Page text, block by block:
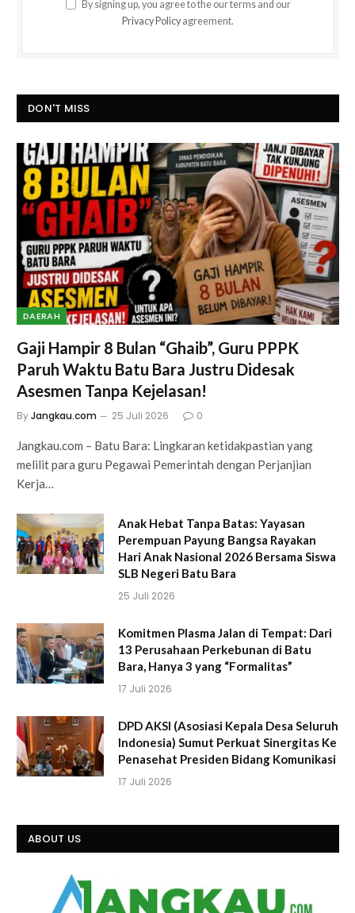
By signing up, you agree to the our terms and our
Privacy Policy agreement.
DON'T MISS
DAERAH
Gaji Hampir 8 Bulan “Ghaib”, Guru PPPK
Paruh Waktu Batu Bara Justru Didesak
Asesmen Tanpa Kejelasan!
ByJangkau.com 25 Juli 2026 0
Jangkau.com – Batu Bara: Lingkaran ketidakpastian yang
melilit para guru Pegawai Pemerintah dengan Perjanjian
Kerja…
Anak Hebat Tanpa Batas: Yayasan
Perempuan Payung Bangsa Rayakan
Hari Anak Nasional 2026 Bersama Siswa
SLB Negeri Batu Bara
25 Juli 2026
Komitmen Plasma Jalan di Tempat: Dari
13 Perusahaan Perkebunan di Batu
Bara, Hanya 3 yang “Formalitas”
17 Juli 2026
DPD AKSI (Asosiasi Kepala Desa Seluruh
Indonesia) Sumut Perkuat Sinergitas Ke
Penasehat Presiden Bidang Komunikasi
17 Juli 2026
ABOUT US